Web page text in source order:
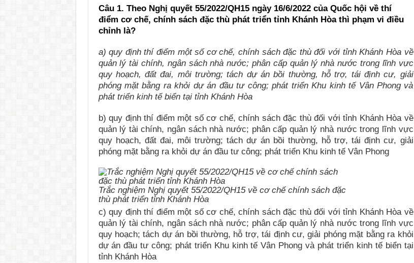
Câu 1. Theo Nghị quyết 55/2022/QH15 ngày 16/6/2022 của Quốc hội về thí
điểm cơ chế, chính sách đặc thù phát triển tỉnh Khánh Hòa thì phạm vi điều
chỉnh là?
a) quy định thí điểm một số cơ chế, chính sách đặc thù đối với tỉnh Khánh Hòa về
quản lý tài chính, ngân sách nhà nước; phân cấp quản lý nhà nước trong lĩnh vực
quy hoạch, đất đai, môi trường; tách dự án bồi thường, hỗ trợ, tái định cư, giải
phóng mặt bằng ra khỏi dự án đầu tư công; phát triển Khu kinh tế Vân Phong và
phát triển kinh tế biển tại tỉnh Khánh Hòa
b) quy định thí điểm một số cơ chế, chính sách đặc thù đối với tỉnh Khánh Hòa về
quản lý tài chính, ngân sách nhà nước; phân cấp quản lý nhà nước trong lĩnh vực
quy hoạch, đất đai, môi trường; tách dự án bồi thường, hỗ trợ, tái định cư, giải
phóng mặt bằng ra khỏi dự án đầu tư công; phát triển Khu kinh tế Vân Phong
Trắc nghiệm Nghị quyết 55/2022/QH15 về cơ chế chính sách đặc
thù phát triển tỉnh Khánh Hòa
c) quy định thí điểm một số cơ chế, chính sách đặc thù đối với tỉnh Khánh Hòa về
quản lý tài chính, ngân sách nhà nước; phân cấp quản lý nhà nước trong lĩnh vực
quy hoạch; tách dự án bồi thường, hỗ trợ, tái định cư, giải phóng mặt bằng ra khỏi
dự án đầu tư công; phát triển Khu kinh tế Vân Phong và phát triển kinh tế biển tại
tỉnh Khánh Hòa